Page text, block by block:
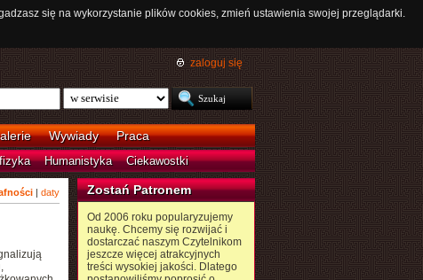
się na wykorzystanie plików cookies, zmień ustawienia swojej przeglądarki.
zaloguj się
Wywiady Praca
Humanistyka Ciekawostki
| daty Zostań Patronem
Od 2006 roku popularyzujemy
naukę. Chcemy się rozwijać i
dostarczać naszym Czytelnikom
jeszcze więcej atrakcyjnych
treści wysokiej jakości. Dlatego